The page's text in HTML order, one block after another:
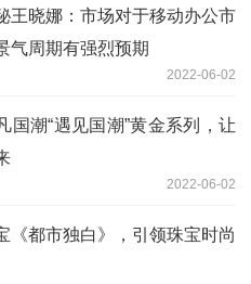
王晓娜：市场对于移动办公市
气周期有强烈预期
2022-06-02
国潮“遇见国潮”黄金系列，让
2022-06-02
《都市独白》，引领珠宝时尚